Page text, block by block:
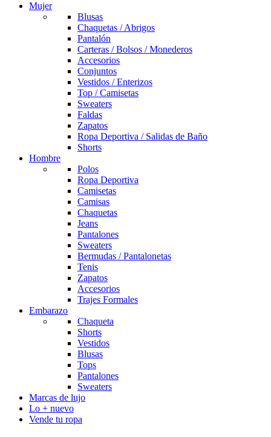
Mujer
Blusas
Chaquetas / Abrigos
Pantalón
Carteras / Bolsos / Monederos
Accesorios
Conjuntos
Vestidos / Enterizos
Top / Camisetas
Sweaters
Faldas
Zapatos
Ropa Deportiva / Salidas de Baño
Shorts
Hombre
Polos
Ropa Deportiva
Camisetas
Camisas
Chaquetas
Jeans
Pantalones
Sweaters
Bermudas / Pantalonetas
Tenis
Zapatos
Accesorios
Trajes Formales
Embarazo
Chaqueta
Shorts
Vestidos
Blusas
Tops
Pantalones
Sweaters
Marcas de lujo
Lo + nuevo
Vende tu ropa